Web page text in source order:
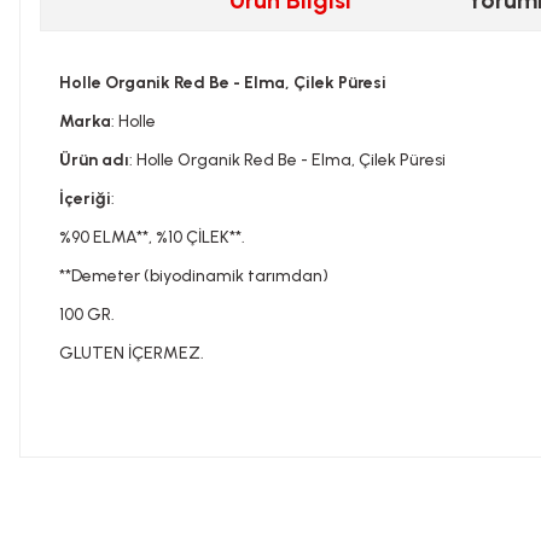
Holle Organik Red Be - Elma, Çilek Püresi
Marka: Holle
Ürün adı: Holle Organik Red Be - Elma, Çilek Püresi
İçeriği:
%90 ELMA**, %10 ÇİLEK**.
**Demeter (biyodinamik tarımdan)
100 GR.
GLUTEN İÇERMEZ.